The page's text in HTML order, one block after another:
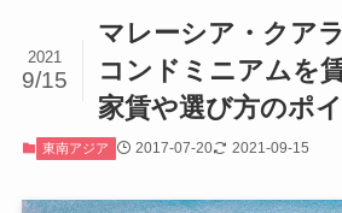
マレーシア・クア
コンドミニアムを
家賃や選び方のポ
2021
9/15
東南アジア 2017-07-20 2021-09-15